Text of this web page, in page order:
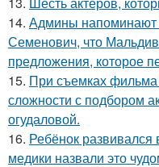
14. Админы
Семенович, что
предложения, которое
15. При съемках
сложности с подбором
огудаловой.
16. Ребёнок
медики назвали это